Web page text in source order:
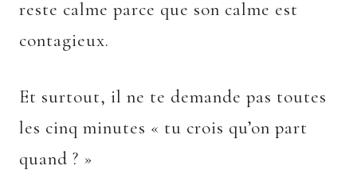
reste calme parce que son calme est
contagieux.
Et surtout, il ne te demande pas toutes
les cinq minutes « tu crois qu’on part
quand ? »